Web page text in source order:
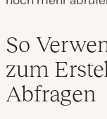
So
zum
Abfragen